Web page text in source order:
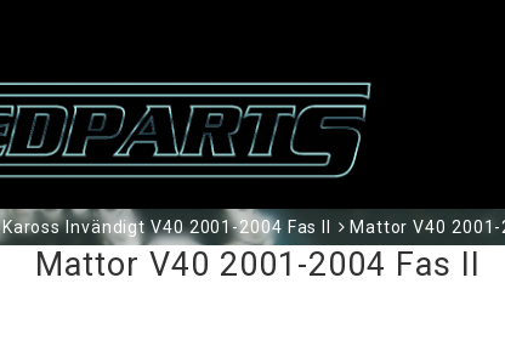
Kaross Invändigt V40 2001-2004 Fas II Mattor V40 2001-
Mattor V40 2001-2004 Fas II